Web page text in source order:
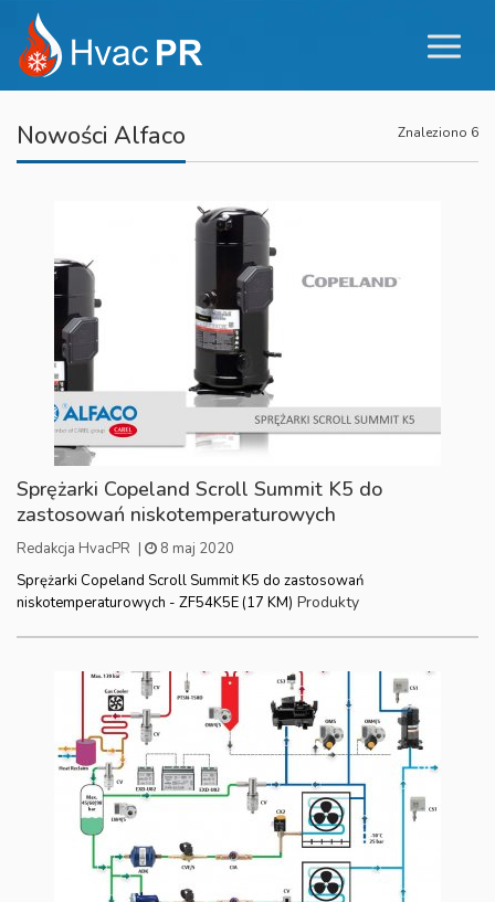
Nowości Alfaco Znaleziono 6
Sprężarki Copeland Scroll Summit K5 do
zastosowań niskotemperaturowych
Redakcja HvacPR |
8 maj 2020
Sprężarki Copeland Scroll Summit K5 do zastosowań
niskotemperaturowych - ZF54K5E (17 KM) Produkty